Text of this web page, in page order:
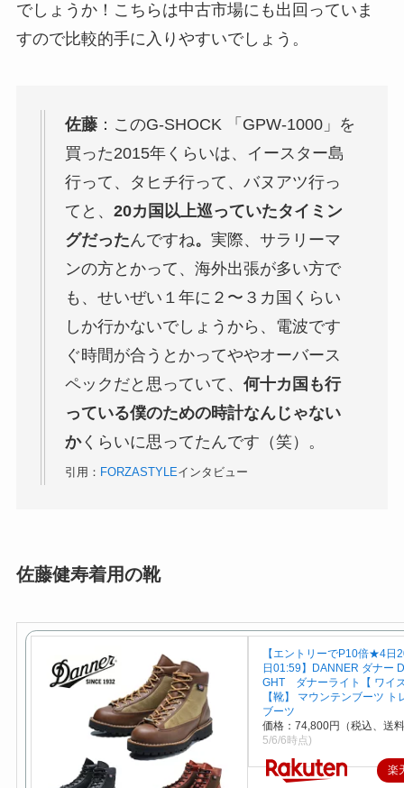
でしょうか！こちらは中古市場にも出回っていま
すので比較的手に入りやすいでしょう。
佐藤：このG-SHOCK 「GPW-1000」を
買った2015年くらいは、イースター島
行って、タヒチ行って、バヌアツ行っ
てと、 20カ国以上巡っていたタイミン
グだったんですね。 実際、サラリーマ
ンの方とかって、海外出張が多い方で
も、せいぜい１年に２〜３カ国くらい
しか行かないでしょうから、電波です
ぐ時間が合うとかってややオーバース
ペックだと思っていて、 何十カ国も行
っている僕のための時計なんじゃない
かくらいに思ってたんです（笑）。
引用： FORZASTYLEインタビュー
佐藤健寿着用の靴
【エントリーでP10倍★4日
日01:59】DANNER ダナー
GHT ダナーライト【 ワイ
【靴】 マウンテンブーツ ト
ブーツ
価格：74,800円（税込、送
5/6/6時点)
楽